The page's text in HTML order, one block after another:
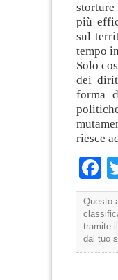
più
sul
tempo
Solo
dei
forma
riesce
Questo
tramite
dal tuo